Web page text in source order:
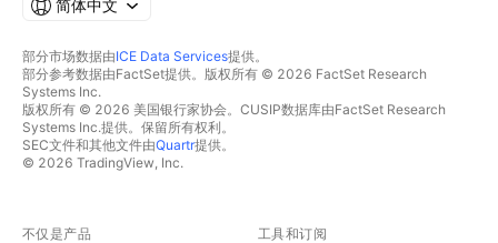
简体中文
部分市场数据由ICE Data Services提供。
部分参考数据由FactSet提供。版权所有 © 2026 FactSet Research
Systems Inc.
版权所有 © 2026 美国银行家协会。CUSIP数据库由FactSet Research
Systems Inc.提供。保留所有权利。
SEC文件和其他文件由Quartr提供。
© 2026 TradingView, Inc.
不仅是产品 工具和订阅